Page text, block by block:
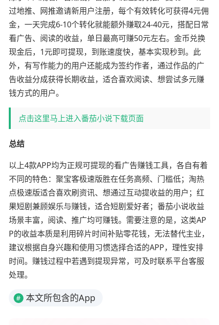
过地推、网推邀请新用户注册，每个有效转化可获得4元佣
金，一天完成6-10个转化就能额外赚取24-40元，搭配日常
看广告、阅读的收益，单日最高可赚50元左右。金币兑换
现金后，1元即可提现，到账速度快，基本实现秒到。此
外，有写作能力的用户还能成为签约作者，通过作品的广
告收益分成获得长期收益，适合喜欢阅读、想尝试多元赚
钱方式的用户。
点击这里马上进入番茄小说下载页面
总结
以上4款APP均为正规可提现的看广告赚钱工具，各自有着
不同的特色：聚宝客极速版胜在任务高频、门槛低；淘热
点极速版适合喜欢刷资讯、想通过互动提收益的用户；红
果短剧兼顾娱乐与赚钱，适合短剧爱好者；番茄小说收益
场景丰富，阅读、推广均可赚钱。需要注意的是，这类AP
P的收益本质是利用碎片时间补贴零花钱，无法替代主业，
建议根据自身兴趣和使用习惯选择合适的APP，理性安排
时间。赚钱过程中若遇到提现异常，可及时联系平台客服
处理。
# 本文所包含的App